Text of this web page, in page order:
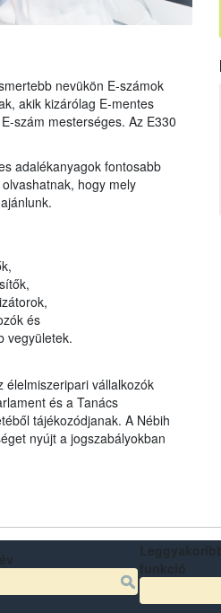
nevükön E-számok
akik kizárólag E-mentes
szám mesterséges. Az E330
adalékanyagok fontosabb
hogy mely
és
vegyületek.
élelmiszeripari vállalkozók
és a Tanács
tájékozódjanak. A Nébih
nyújt a jogszabályokban